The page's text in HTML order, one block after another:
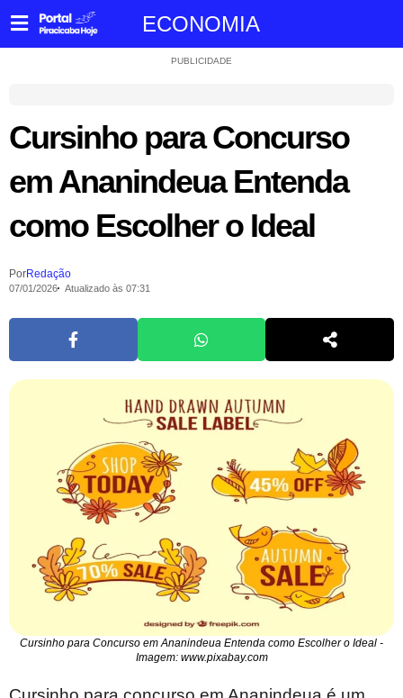
ECONOMIA
PUBLICIDADE
Cursinho para Concurso
em Ananindeua Entenda
como Escolher o Ideal
PorRedação
07/01/2026 Atualizado às 07:31
Cursinho para Concurso em Ananindeua Entenda como Escolher o Ideal -
Imagem: www.pixabay.com